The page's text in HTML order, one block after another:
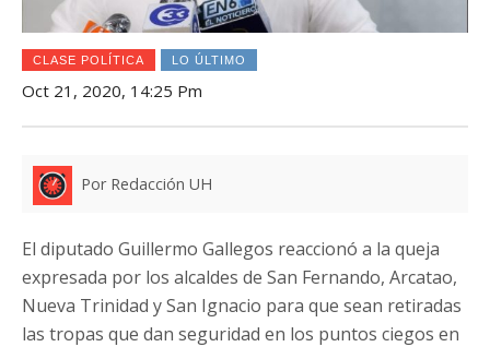
CLASE POLÍTICA LO ÚLTIMO
Oct 21, 2020, 14:25 Pm
Por Redacción UH
El diputado Guillermo Gallegos reaccionó a la queja
expresada por los alcaldes de San Fernando, Arcatao,
Nueva Trinidad y San Ignacio para que sean retiradas
las tropas que dan seguridad en los puntos ciegos en